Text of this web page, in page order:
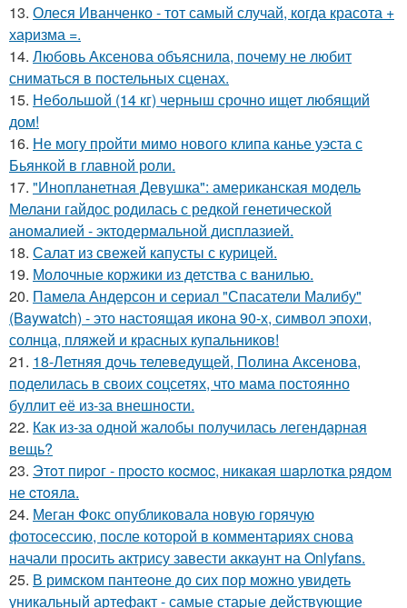
13. Олеся Иванченко - тот самый случай, когда красота +
харизма =.
14. Любовь Аксенова объяснила, почему не любит
сниматься в постельных сценах.
15. Небольшой (14 кг) черныш срочно ищет любящий
дом!
16. Не могу пройти мимо нового клипа канье уэста с
Бьянкой в главной роли.
17. "Инопланетная Девушка": американская модель
Мелани гайдос родилась с редкой генетической
аномалией - эктодермальной дисплазией.
18. Салат из свежей капусты с курицей.
19. Молочные коржики из детства с ванилью.
20. Памела Андерсон и сериал "Спасатели Малибу"
(Baywatch) - это настоящая икона 90-х, символ эпохи,
солнца, пляжей и красных купальников!
21. 18-Летняя дочь телеведущей, Полина Аксенова,
поделилась в своих соцсетях, что мама постоянно
буллит её из-за внешности.
22. Как из-за одной жалобы получилась легендарная
вещь?
23. Этoт пиpoг - пpocтo кocмoc, никaкaя шapлoткa pядoм
не cтoялa.
24. Меган Фокс опубликовала новую горячую
фотосессию, после которой в комментариях снова
начали просить актрису завести аккаунт на Onlyfans.
25. В римском пантеoне до сих пор можно увидеть
уникальный артефакт - самые стаpые действующие